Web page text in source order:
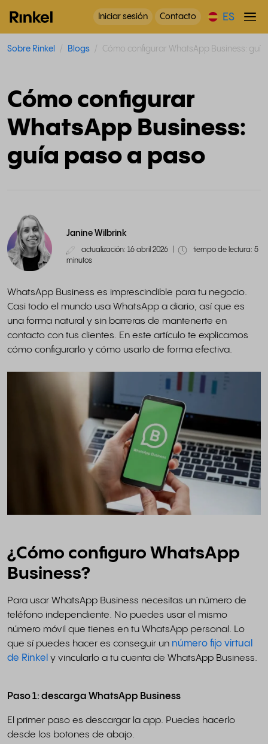
Iniciar sesión Contacto ES
Sobre Rinkel Blogs Cómo configurar WhatsApp Business:
Cómo configurar
WhatsApp Business:
guía paso a paso
Janine Wilbrink
actualización: 16 abril 2026
tiempo de lectura: 5
minutos
WhatsApp Business es imprescindible para tu negocio.
Casi todo el mundo usa WhatsApp a diario, así que es
una forma natural y sin barreras de mantenerte en
contacto con tus clientes. En este artículo te explicamos
cómo configurarlo y cómo usarlo de forma efectiva.
¿Cómo configuro WhatsApp
Business?
Para usar WhatsApp Business necesitas un número de
teléfono independiente. No puedes usar el mismo
número móvil que tienes en tu WhatsApp personal. Lo
que sí puedes hacer es conseguir un número fijo virtual
de Rinkel y vincularlo a tu cuenta de WhatsApp Business.
Paso 1: descarga WhatsApp Business
El primer paso es descargar la app. Puedes hacerlo
desde los botones de abajo.